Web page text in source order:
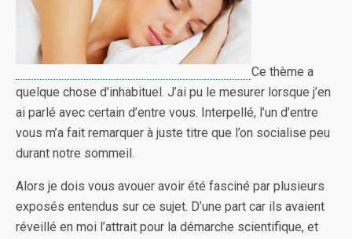
Ce thème a
quelque chose d’inhabituel. J’ai pu le mesurer lorsque j’en
ai parlé avec certain d’entre vous. Interpellé, l’un d’entre
vous m’a fait remarquer à juste titre que l’on socialise peu
durant notre sommeil.
Alors je dois vous avouer avoir été fasciné par plusieurs
exposés entendus sur ce sujet. D’une part car ils avaient
réveillé en moi l’attrait pour la démarche scientifique, et